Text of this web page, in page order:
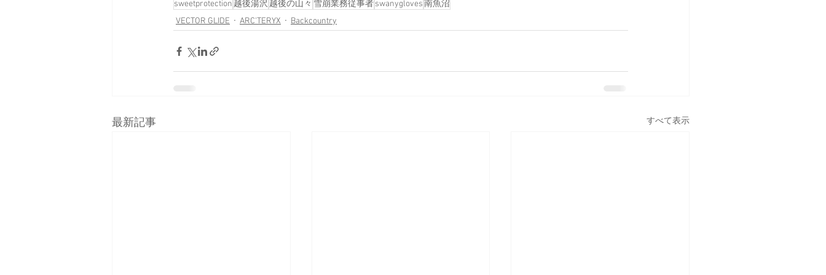
sweetprotection越後湯沢越後の山々 雪崩業務従事者swanygloves 南魚沼
VECTOR GLIDE
ARC'TERYX Backcountry
最新記事 すべて表示